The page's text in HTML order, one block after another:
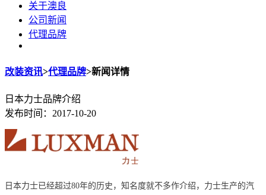
关于澳良
公司新闻
代理品牌
改装资讯>代理品牌>新闻详情
日本力士品牌介绍
发布时间：2017-10-20
日本力士已经超过80年的历史，知名度就不多作介绍，力士生产的汽